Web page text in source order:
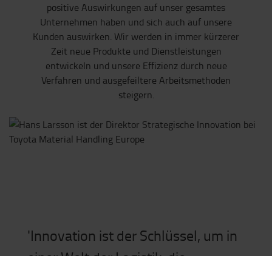
positive Auswirkungen auf unser gesamtes
Unternehmen haben und sich auch auf unsere
Kunden auswirken. Wir werden in immer kürzerer
Zeit neue Produkte und Dienstleistungen
entwickeln und unsere Effizienz durch neue
Verfahren und ausgefeiltere Arbeitsmethoden
steigern.
'Innovation ist der Schlüssel, um in